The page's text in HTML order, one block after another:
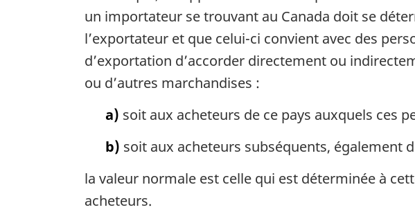
l
:
e
a
r
i
:
un importateur se trouvant au Canada doit se
l’exportateur et que celui-ci convient avec des
d’exportation d’accorder directement ou
ou d’autres marchandises :
a) soit aux acheteurs de ce pays auxquels ces
b) soit aux acheteurs subséquents, également
la valeur normale est celle qui est déterminée à
acheteurs.